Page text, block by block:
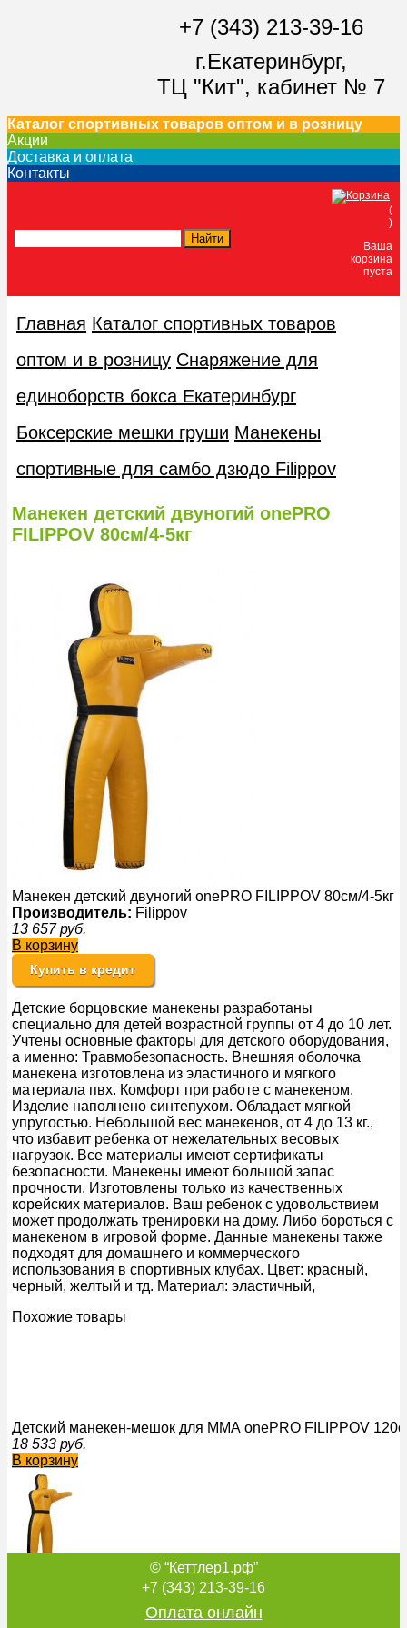
+7 (343) 213-39-16
г.Екатеринбург,
ТЦ "Кит", кабинет № 7
Каталог спортивных товаров оптом и в розницу
Акции
Доставка и оплата
Контакты
(
)
Ваша
корзина
пуста
Главная Каталог спортивных товаров
оптом и в розницу Снаряжение для
единоборств бокса Екатеринбург
Боксерские мешки груши Манекены
спортивные для самбо дзюдо Filippov
Манекен детский двуногий onePRO
FILIPPOV 80см/4-5кг
Манекен детский двуногий onePRO FILIPPOV 80см/4-5кг
Производитель: Filippov
13 657 руб.
В корзину
Купить в кредит
Детские борцовские манекены разработаны
специально для детей возрастной группы от 4 до 10 лет.
Учтены основные факторы для детского оборудования,
а именно: Травмобезопасность. Внешняя оболочка
манекена изготовлена из эластичного и мягкого
материала пвх. Комфорт при работе с манекеном.
Изделие наполнено синтепухом. Обладает мягкой
упругостью. Небольшой вес манекенов, от 4 до 13 кг.,
что избавит ребенка от нежелательных весовых
нагрузок. Все материалы имеют сертификаты
безопасности. Манекены имеют большой запас
прочности. Изготовлены только из качественных
корейских материалов. Ваш ребенок с удовольствием
может продолжать тренировки на дому. Либо бороться с
манекеном в игровой форме. Данные манекены также
подходят для домашнего и коммерческого
использования в спортивных клубах. Цвет: красный,
черный, желтый и тд. Материал: эластичный,
Похожие товары
Детский манекен-мешок для ММА onePRO FILIPPOV
18 533 руб.
В корзину
Манекен детский двуногий onePRO FILIPPOV 110см/10-
© “Кеттлер1.рф”
+7 (343) 213-39-16
Оплата онлайн